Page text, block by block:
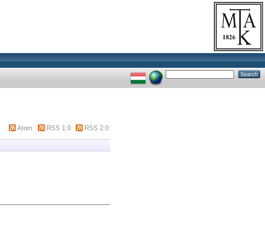
Atom RSS 1.0 RSS 2.0